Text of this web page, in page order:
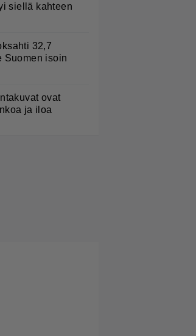
siellä kahteen
32,7
Suomen isoin
ovat
ja iloa